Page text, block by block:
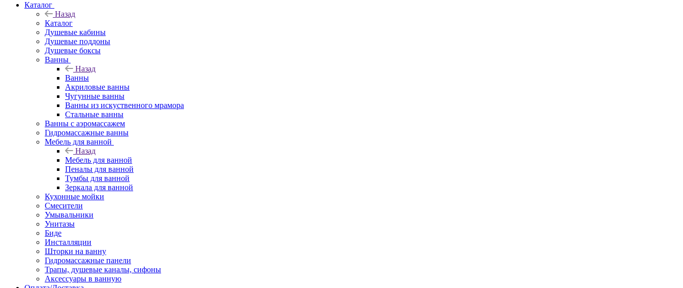
Каталог
Назад
Каталог
Душевые кабины
Душевые поддоны
Душевые боксы
Ванны
Назад
Ванны
Акриловые ванны
Чугунные ванны
Ванны из искуственного мрамора
Стальные ванны
Ванны с аэромассажем
Гидромассажные ванны
Мебель для ванной
Назад
Мебель для ванной
Пеналы для ванной
Тумбы для ванной
Зеркала для ванной
Кухонные мойки
Смесители
Умывальники
Унитазы
Биде
Инсталляции
Шторки на ванну
Гидромассажные панели
Трапы, душевые каналы, сифоны
Аксессуары в ванную